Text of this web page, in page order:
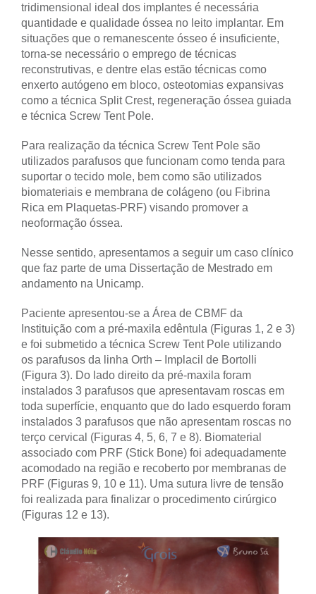
tridimensional ideal dos implantes é necessária
quantidade e qualidade óssea no leito implantar. Em
situações que o remanescente ósseo é insuficiente,
torna-se necessário o emprego de técnicas
reconstrutivas, e dentre elas estão técnicas como
enxerto autógeno em bloco, osteotomias expansivas
como a técnica Split Crest, regeneração óssea guiada
e técnica Screw Tent Pole.
Para realização da técnica Screw Tent Pole são
utilizados parafusos que funcionam como tenda para
suportar o tecido mole, bem como são utilizados
biomateriais e membrana de colágeno (ou Fibrina
Rica em Plaquetas-PRF) visando promover a
neoformação óssea.
Nesse sentido, apresentamos a seguir um caso clínico
que faz parte de uma Dissertação de Mestrado em
andamento na Unicamp.
Paciente apresentou-se a Área de CBMF da
Instituição com a pré-maxila edêntula (Figuras 1, 2 e 3)
e foi submetido a técnica Screw Tent Pole utilizando
os parafusos da linha Orth – Implacil de Bortolli
(Figura 3). Do lado direito da pré-maxila foram
instalados 3 parafusos que apresentavam roscas em
toda superfície, enquanto que do lado esquerdo foram
instalados 3 parafusos que não apresentam roscas no
terço cervical (Figuras 4, 5, 6, 7 e 8). Biomaterial
associado com PRF (Stick Bone) foi adequadamente
acomodado na região e recoberto por membranas de
PRF (Figuras 9, 10 e 11). Uma sutura livre de tensão
foi realizada para finalizar o procedimento cirúrgico
(Figuras 12 e 13).